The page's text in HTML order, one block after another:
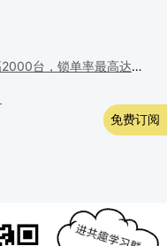
小米汽车门店快报：均店累计大定最高2000台，锁单率最高达40%！
免费订阅